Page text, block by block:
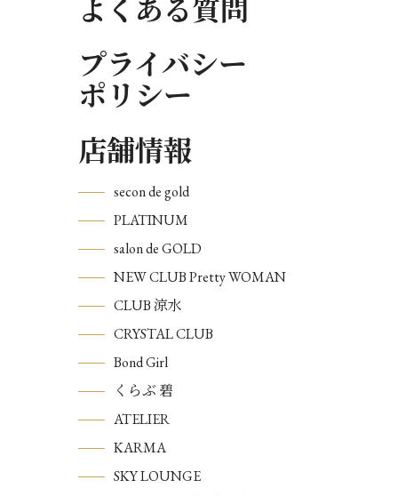
よくある質問
プライバシー
ポリシー
店舗情報
secon de gold
PLATINUM
salon de GOLD
NEW CLUB Pretty WOMAN
CLUB 涼水
CRYSTAL CLUB
Bond Girl
くらぶ 碧
ATELIER
KARMA
SKY LOUNGE